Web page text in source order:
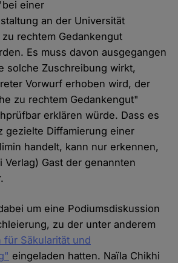
einer
an der Universität
rechtem Gedankengut
Es muss davon ausgegangen
solche Zuschreibung wirkt,
Vorwurf erhoben wird, der
zu rechtem Gedankengut"
erklären würde. Dass es
gezielte Diffamierung einer
handelt, kann nur erkennen,
Gast der genannten
um eine Podiumsdiskussion
zu der unter anderem
für Säkularität und
eingeladen hatten. Naïla Chikhi